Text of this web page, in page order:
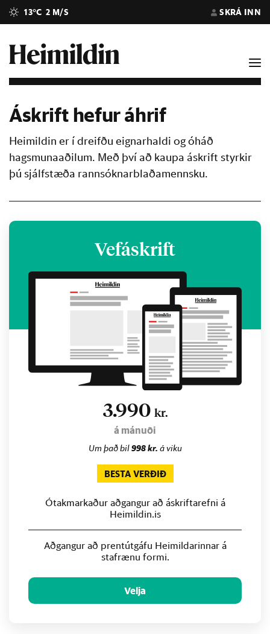
13°C 2 M/S SKRÁ INN
Áskrift hefur áhrif
Heimildin er í dreifðu eignarhaldi og óháð
hagsmunaaðilum. Með því að kaupa áskrift styrkir
þú sjálfstæða rannsóknarblaðamennsku.
Vefáskrift
3.990 kr.
á mánuði
Um það bil998 kr. á viku
BESTA VERÐIÐ
Ótakmarkaður aðgangur að áskriftarefni á
Heimildin.is
Aðgangur að prentútgáfu Heimildarinnar á
stafrænu formi.
Velja